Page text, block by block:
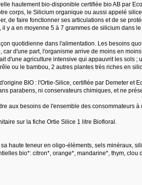
hautement bio-disponible certifiée bio AB par
corps, le Silicium organique ou aussi appelé
de faire fonctionner ses articulations et de se
y a en moyenne 5 à 7 grammes de silicium dans
quotidienne dans l'alimentation. Les besoins
d'une part, l'organisme arrive de moins en
d'une agriculture intensive qui appauvrit les sols ;
ou le bambou, 2 autres plantes très riches en
BIO : l'Ortie-Silice, certifiée par Demeter et
parabens, ni conservateurs chimiques, et ne
aux besoins de l'ensemble des consommateurs à
sur la fiche Ortie Silice 1 litre Biofloral.
haute teneur en oligo-éléments, sels minéraux,
bio*: citron*, orange*, mandarine*, thym, clou